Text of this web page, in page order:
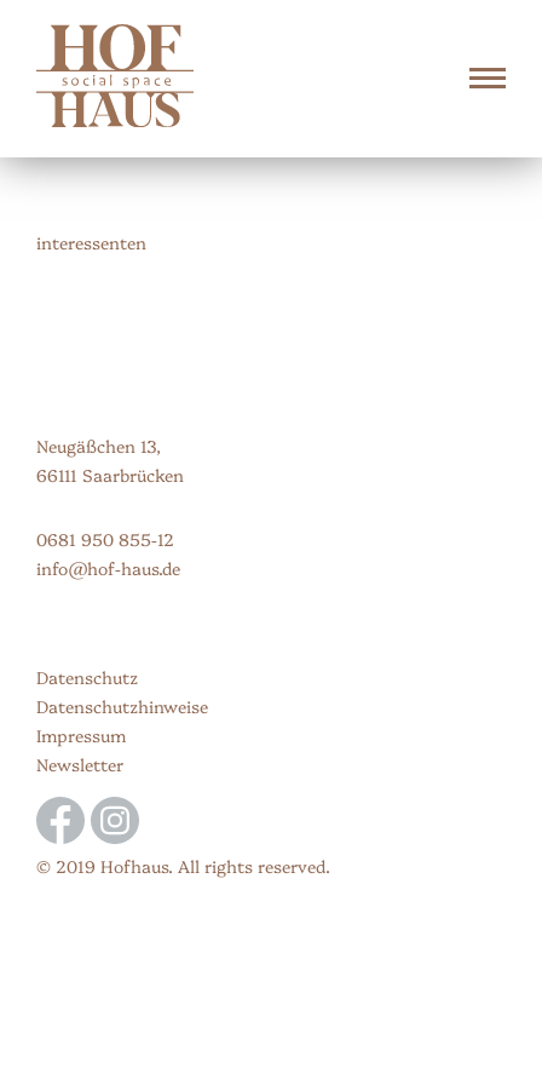
interessenten
Neugäßchen 13,
66111 Saarbrücken
0681 950 855-12
info@hof-haus.de
Datenschutz
Datenschutzhinweise
Impressum
Newsletter
© 2019 Hofhaus. All rights reserved.